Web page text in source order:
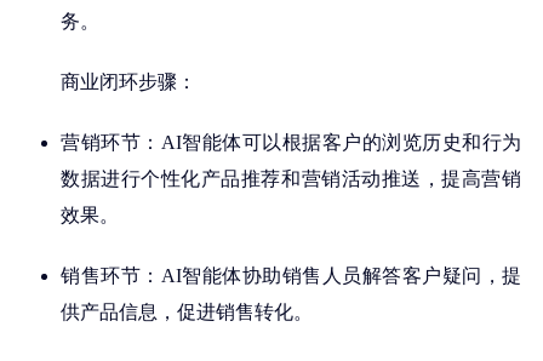
务。
商业闭环步骤：
营销环节：AI智能体可以根据客户的浏览历史和行为
数据进行个性化产品推荐和营销活动推送，提高营销
效果。
销售环节：AI智能体协助销售人员解答客户疑问，提
供产品信息，促进销售转化。